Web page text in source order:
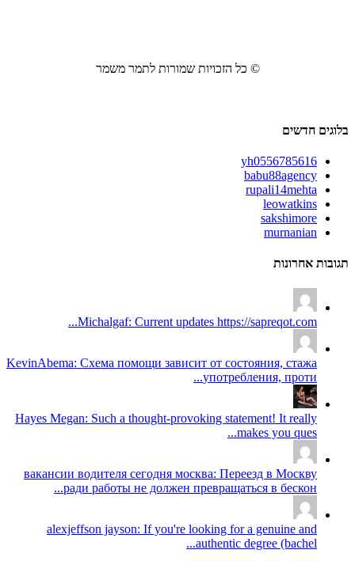
© כל הזכויות שמורות לתמר משמר
בלוגים חדשים
yh0556785616
babu88agency
rupali14mehta
leowatkins
sakshimore
murnanian
תגובות אחרונות
Michalgaf: Current updates https://sapreqot.com...
KevinAbema: Схема помощи зависит от состояния, стажа
употребления, проти...
Hayes Megan: Such a thought-provoking statement! It really
makes you ques...
вакансии водителя сегодня москва: Переезд в Москву
ради работы не должен превращаться в бескон...
alexjeffson jayson: If you're looking for a genuine and
authentic degree (bachel...